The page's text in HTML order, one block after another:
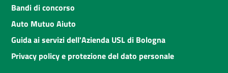
Bandi di concorso
Auto Mutuo Aiuto
Guida ai servizi dell'Azienda USL di Bologna
Privacy policy e protezione del dato personale